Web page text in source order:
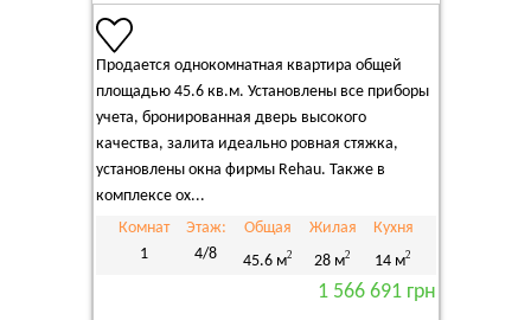
Продается однокомнатная квартира общей
площадью 45.6 кв.м. Установлены все приборы
учета, бронированная дверь высокого
качества, залита идеально ровная стяжка,
установлены окна фирмы Rehau. Также в
комплексе ох...
Комнат
1
Этаж:
4/8
Общая
45.6 м2
Жилая
28 м2
Кухня
14 м2
1 566 691 грн